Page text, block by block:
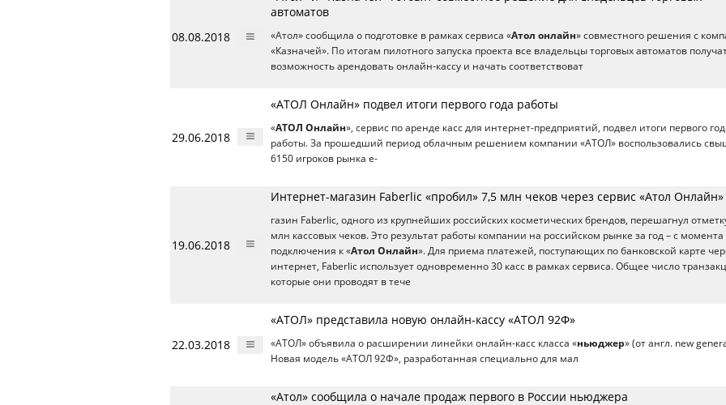
08.08.2018
автоматов
«Атол» сообщила о подготовке в рамках сервиса «Атол онлайн» совместного решения с
«Казначей». По итогам пилотного запуска проекта все владельцы торговых автоматов
возможность арендовать онлайн-кассу и начать соответствоват
29.06.2018
«АТОЛ Онлайн» подвел итоги первого года работы
«АТОЛ Онлайн», сервис по аренде касс для интернет-предприятий, подвел итоги первого
работы. За прошедший период облачным решением компании «АТОЛ» воспользовались
6150 игроков рынка e-
19.06.2018
Интернет-магазин Faberlic «пробил» 7,5 млн чеков через сервис «Атол Онлайн»
газин Faberlic, одного из крупнейших российских косметических брендов, перешагнул
млн кассовых чеков. Это результат работы компании на российском рынке за год – с момента
подключения к «Атол Онлайн». Для приема платежей, поступающих по банковской карте
интернет, Faberlic использует одновременно 30 касс в рамках сервиса. Общее число
которые они проводят в тече
22.03.2018
«АТОЛ» представила новую онлайн-кассу «АТОЛ 92Ф»
«АТОЛ» объявила о расширении линейки онлайн-касс класса «ньюджер» (от англ. new
Новая модель «АТОЛ 92Ф», разработанная специально для мал
«Атол» сообщила о начале продаж первого в России ньюджера